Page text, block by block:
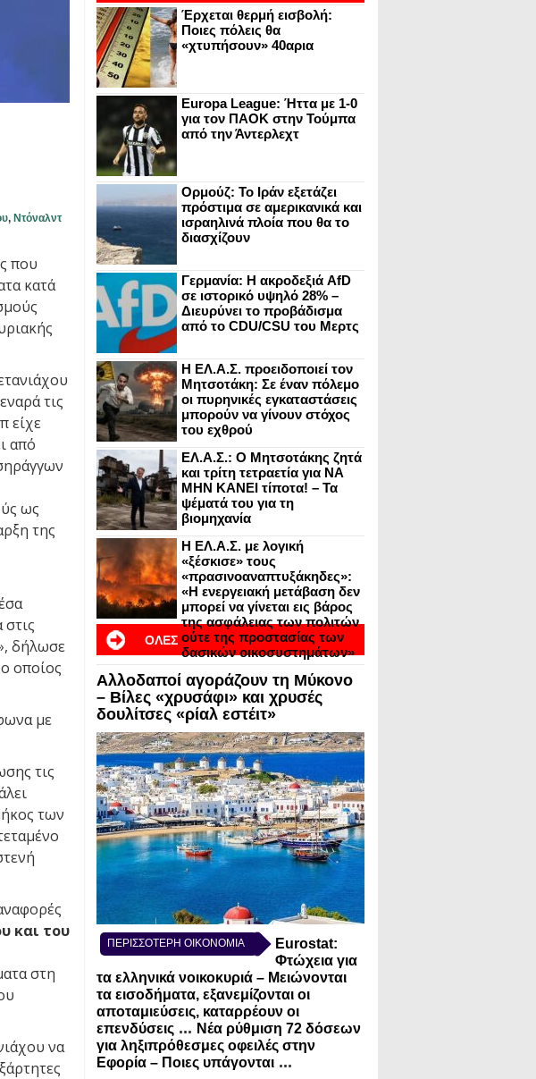
Έρχεται θερμή εισβολή:
Ποιες πόλεις θα
«χτυπήσουν» 40αρια
Europa League: Ήττα με 1-0
για τον ΠΑΟΚ στην Τούμπα
από την Άντερλεχτ
Ορμούζ: Το Ιράν εξετάζει
πρόστιμα σε αμερικανικά και
ισραηλινά πλοία που θα το
διασχίζουν
Γερμανία: Η ακροδεξιά AfD
σε ιστορικό υψηλό 28% –
Διευρύνει το προβάδισμα
από το CDU/CSU του Μερτς
Η ΕΛ.Α.Σ. προειδοποιεί τον
Μητσοτάκη: Σε έναν πόλεμο
οι πυρηνικές εγκαταστάσεις
μπορούν να γίνουν στόχος
του εχθρού
ΕΛ.Α.Σ.: Ο Μητσοτάκης ζητά
και τρίτη τετραετία για ΝΑ
ΜΗΝ ΚΑΝΕΙ τίποτα! – Τα
ψέματά του για τη
βιομηχανία
Η ΕΛ.Α.Σ. με λογική
«ξέσκισε» τους
«πρασινοαναπτυξάκηδες»:
«Η ενεργειακή μετάβαση δεν
μπορεί να γίνεται εις βάρος
της ασφάλειας των πολιτών
ούτε της προστασίας των
δασικών οικοσυστημάτων»
ΟΛΕΣ
ΟΙ
ΕΙΔΗΣΕΙΣ ΣΕ BLOGVIEW
Αλλοδαποί αγοράζουν τη Μύκονο
– Βίλες «χρυσάφι» και χρυσές
δουλίτσες «ρίαλ εστέιτ»
ΠΕΡΙΣΣΟΤΕΡΗ ΟΙΚΟΝΟΜΙΑ
Eurostat:
Φτώχεια για
τα ελληνικά νοικοκυριά – Μειώνονται
τα εισοδήματα, εξανεμίζονται οι
αποταμιεύσεις, καταρρέουν οι
επενδύσεις ... Νέα ρύθμιση 72 δόσεων
για ληξιπρόθεσμες οφειλές στην
Εφορία – Ποιες υπάγονται ...
, Ντόναλντ
που
κατά
τις
είχε
από
ως
της
δήλωσε
οποίος
με
τις
των
και του
στη
να